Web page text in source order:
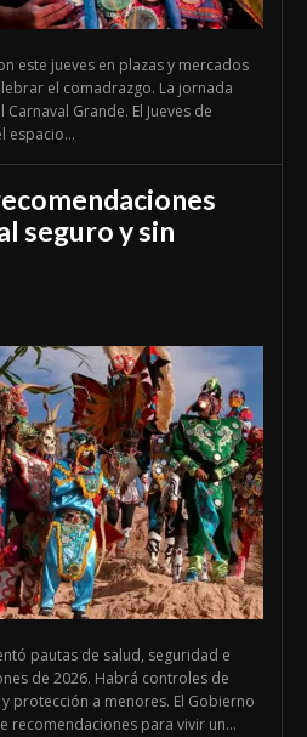
este jueves en plazas y mercados
el comadrazgo. La jornada
Grande. El Jueves de
espacio...
seguro y sin
pautas de salud, seguridad e
de 2026. Habrá controles de
protección a menores. El Gobierno
recomendaciones para vivir un...